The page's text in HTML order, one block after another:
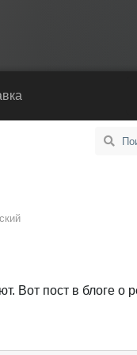
Вот пост в блоге о